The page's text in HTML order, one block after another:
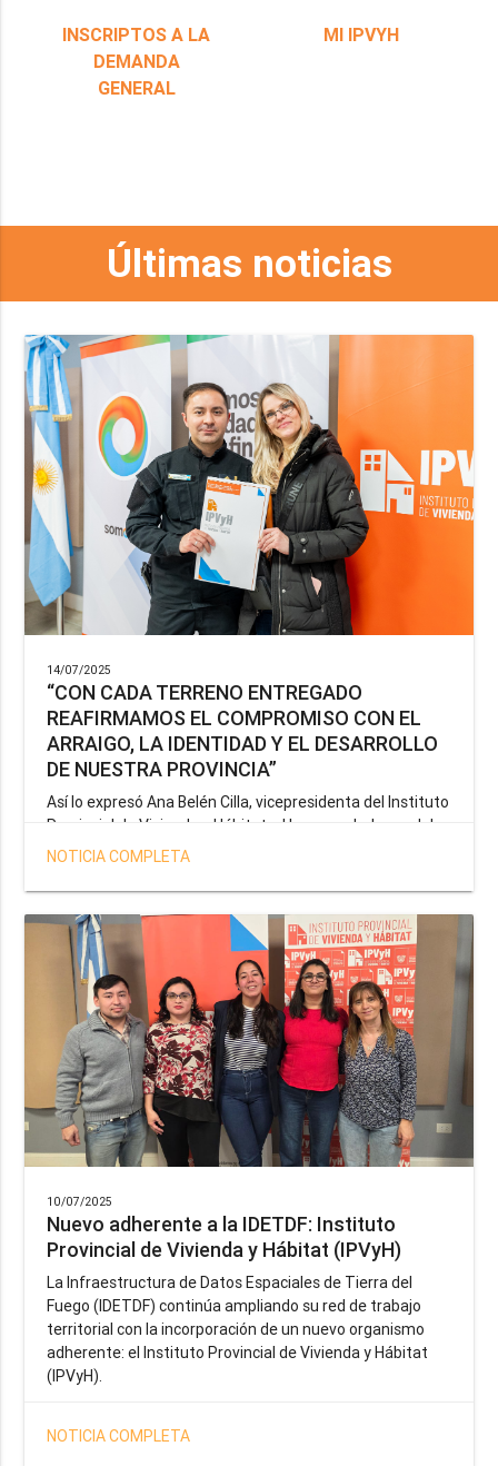
INSCRIPTOS A LA
DEMANDA
GENERAL
MI IPVYH
Últimas noticias
14/07/2025
“CON CADA TERRENO ENTREGADO
REAFIRMAMOS EL COMPROMISO CON EL
ARRAIGO, LA IDENTIDAD Y EL DESARROLLO
DE NUESTRA PROVINCIA”
Así lo expresó Ana Belén Cilla, vicepresidenta del Instituto
Provincial de Vivienda y Hábitat, al hacer un balance del
trabajo del organismo en el marco de la operatoria
salud y seguridad impulsada por el gobernador Gustavo
Melella.
NOTICIA COMPLETA
10/07/2025
Nuevo adherente a la IDETDF: Instituto
Provincial de Vivienda y Hábitat (IPVyH)
La Infraestructura de Datos Espaciales de Tierra del
Fuego (IDETDF) continúa ampliando su red de trabajo
territorial con la incorporación de un nuevo organismo
adherente: el Instituto Provincial de Vivienda y Hábitat
(IPVyH).
NOTICIA COMPLETA